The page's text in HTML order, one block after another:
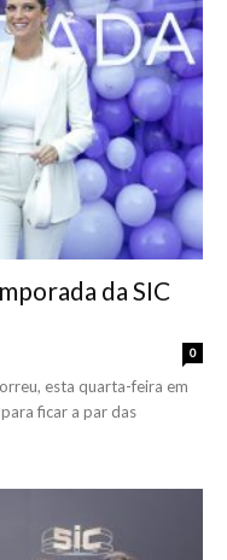
da SIC
0
esta quarta-feira em
ficar a par das